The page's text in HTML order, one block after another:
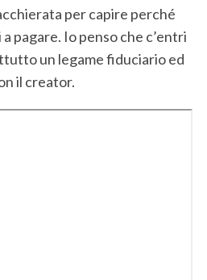
per capire perché
pagare. Io penso che c’entri
un legame fiduciario ed
il creator.